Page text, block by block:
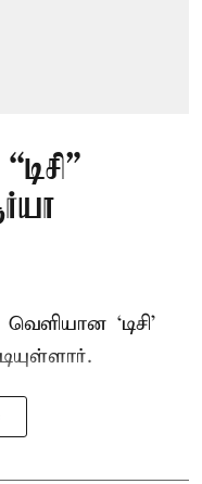
‘டிசி’